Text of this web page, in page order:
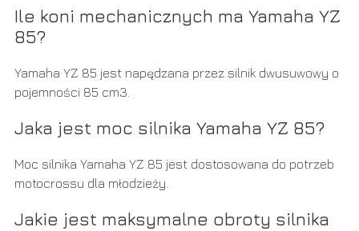
Ile koni mechanicznych ma Yamaha YZ
85?
Yamaha YZ 85 jest napędzana przez silnik dwusuwowy o
pojemności 85 cm3.
Jaka jest moc silnika Yamaha YZ 85?
Moc silnika Yamaha YZ 85 jest dostosowana do potrzeb
motocrossu dla młodzieży.
Jakie jest maksymalne obroty silnika